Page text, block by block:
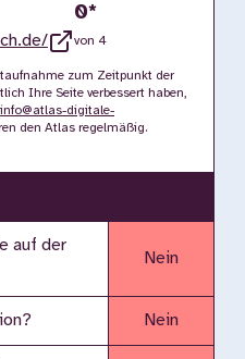
0*
von 4
zum Zeitpunkt der
Ihre Seite verbessert haben,
info@atlas-digitale-
den Atlas regelmäßig.
auf der
Nein
Nein